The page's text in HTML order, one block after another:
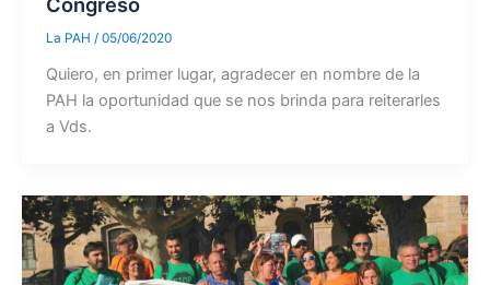
La PAH / 05/06/2020
Quiero, en primer lugar, agradecer en nombre de la
PAH la oportunidad que se nos brinda para reiterarles
a Vds.